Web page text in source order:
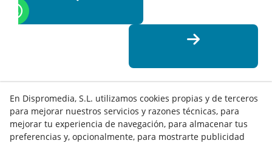
En Dispromedia, S.L. utilizamos cookies propias y de terceros
para mejorar nuestros servicios y razones técnicas, para
mejorar tu experiencia de navegación, para almacenar tus
preferencias y, opcionalmente, para mostrarte publicidad